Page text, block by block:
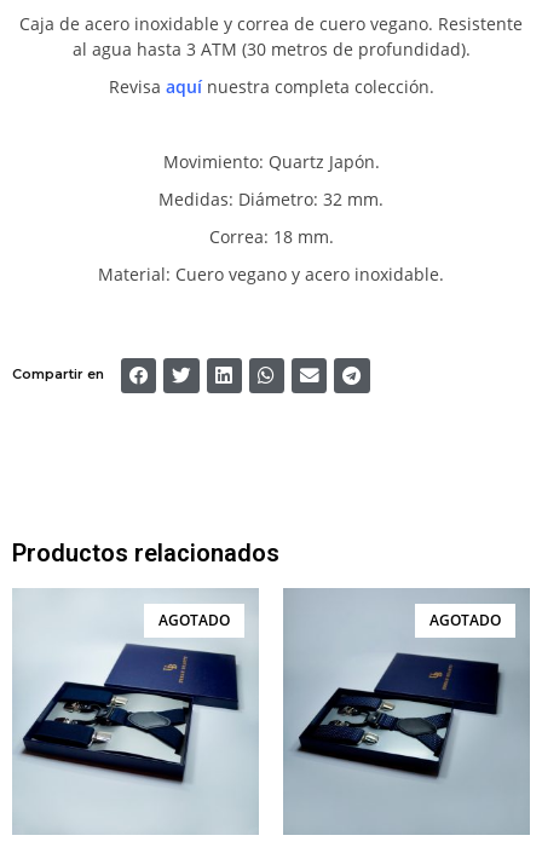
Caja de acero inoxidable y correa de cuero vegano. Resistente
al agua hasta 3 ATM (30 metros de profundidad).
Revisa aquínuestra completa colección.
Movimiento: Quartz Japón.
Medidas: Diámetro: 32 mm.
Correa: 18 mm.
Material: Cuero vegano y acero inoxidable.
Compartir en
Productos relacionados
AGOTADO AGOTADO